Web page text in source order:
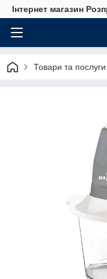
Інтернет магазин
Товари та послуги